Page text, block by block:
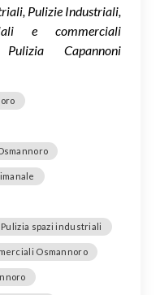
Pulizie Industriali,
e commerciali
Capannoni
Pulizia spazi industriali
Osmannoro